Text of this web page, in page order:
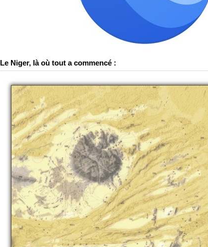
Le Niger, là où tout a commencé :